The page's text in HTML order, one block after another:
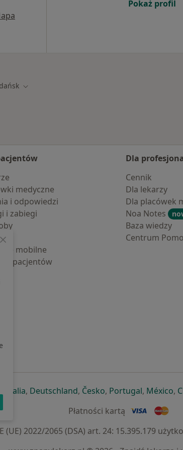
Pokaż profil
Zmień miasto
medyczne
i odpowiedzi
i zabiegi
mobilne
dla pacjentów
Dla
Cennik
Dla lekarzy
Dla placówek
Noa Notes
Baza wiedzy
Centrum
karcie
się w nowej karcie
otwiera się w nowej karcie
Italiaotwiera się w nowej karcie
, Deutschlandotwiera się w nowej karcie
, Českootwiera się w nowej
, Portugalotwiera
, México,
Płatności kartą
(UE) 2022/2065 (DSA) art. 24: 15.395.179